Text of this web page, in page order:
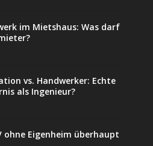
im Mietshaus: Was darf
vs. Handwerker: Echte
als Ingenieur?
ohne Eigenheim überhaupt